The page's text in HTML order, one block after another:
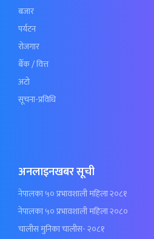
बजार
पर्यटन
रोजगार
बैँक / वित्त
अटो
सूचना-प्रविधि
अनलाइनखबर सूची
नेपालका ५० प्रभावशाली महिला २०८१
नेपालका ५० प्रभावशाली महिला २०८०
चालीस मुनिका चालीस- २०८१